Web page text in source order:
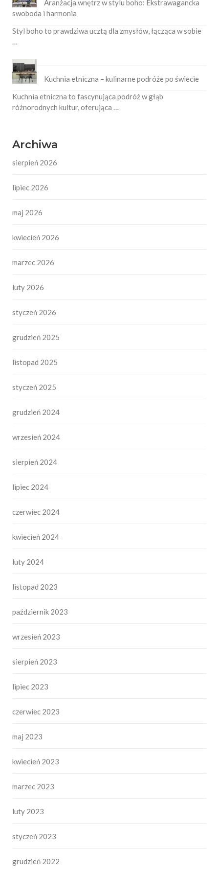
Aranżacja wnętrz w stylu boho: Ekstrawagancka
swoboda i harmonia
Styl boho to prawdziwa ucztą dla zmysłów, łącząca w sobie
Kuchnia etniczna – kulinarne podróże po świecie
Kuchnia etniczna to fascynująca podróż w głąb
różnorodnych kultur, oferująca …
Archiwa
sierpień 2026
lipiec 2026
maj 2026
kwiecień 2026
marzec 2026
luty 2026
styczeń 2026
grudzień 2025
listopad 2025
styczeń 2025
grudzień 2024
wrzesień 2024
sierpień 2024
lipiec 2024
czerwiec 2024
kwiecień 2024
luty 2024
listopad 2023
październik 2023
wrzesień 2023
sierpień 2023
lipiec 2023
czerwiec 2023
maj 2023
kwiecień 2023
marzec 2023
luty 2023
styczeń 2023
grudzień 2022